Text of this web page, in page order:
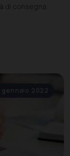
di consegna.
gennaio 2022